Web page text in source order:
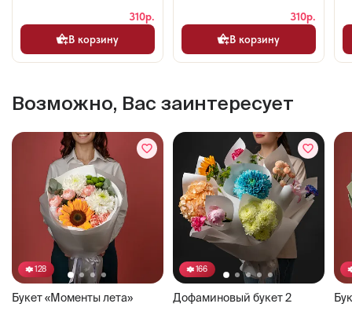
310р.
В корзину
310р.
В корзину
Возможно, Вас заинтересует
128
Букет «Моменты лета»
166
Дофаминовый букет 2